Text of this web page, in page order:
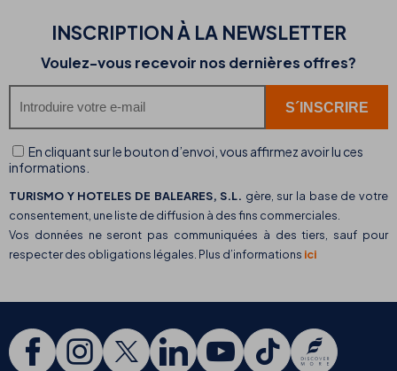
INSCRIPTION À LA NEWSLETTER
Voulez-vous recevoir nos dernières offres?
En cliquant sur le bouton d’envoi, vous affirmez avoir lu ces
informations.
TURISMO Y HOTELES DE BALEARES, S.L. gère, sur la base de votre
consentement, une liste de diffusion à des fins commerciales.
Vos données ne seront pas communiquées à des tiers, sauf pour
respecter des obligations légales. Plus d’informations ici